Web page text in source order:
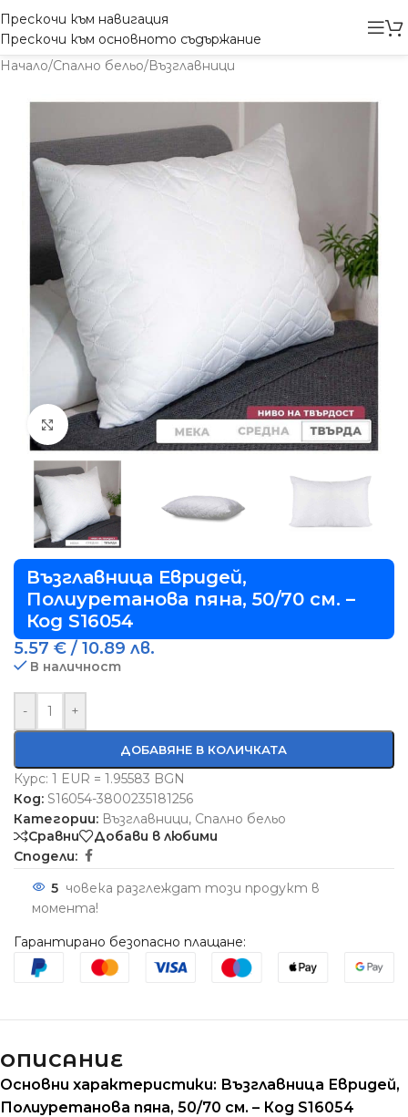
Прескочи към навигация
Прескочи към основното съдържание
Начало/Спално бельо/Възглавници
Виж повече
Възглавница Евридей,
Полиуретанова пяна, 50/70 см. –
Код S16054
5.57 € / 10.89 лв.
В наличност
- +
ДОБАВЯНЕ В КОЛИЧКАТА
Курс: 1 EUR = 1.95583 BGN
Код: S16054-3800235181256
Категории: Възглавници, Спално бельо
Сравни
Добави в любими
Сподели:
5 човека разглеждат този продукт в
момента!
Гарантирано безопасно плащане:
ОПИСАНИЕ
Основни характеристики: Възглавница Евридей,
Полиуретанова пяна, 50/70 см. – Код S16054